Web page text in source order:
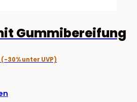
Gummibereifung